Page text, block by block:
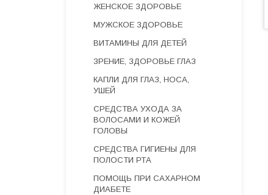
ЖЕНСКОЕ ЗДОРОВЬЕ
МУЖСКОЕ ЗДОРОВЬЕ
ВИТАМИНЫ ДЛЯ ДЕТЕЙ
ЗРЕНИЕ, ЗДОРОВЬЕ ГЛАЗ
КАПЛИ ДЛЯ ГЛАЗ, НОСА,
УШЕЙ
СРЕДСТВА УХОДА ЗА
ВОЛОСАМИ И КОЖЕЙ
ГОЛОВЫ
СРЕДСТВА ГИГИЕНЫ ДЛЯ
ПОЛОСТИ РТА
ПОМОЩЬ ПРИ САХАРНОМ
ДИАБЕТЕ